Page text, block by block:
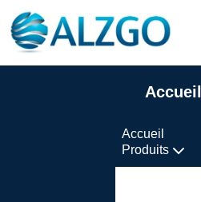
Accueil
Accueil
Produits